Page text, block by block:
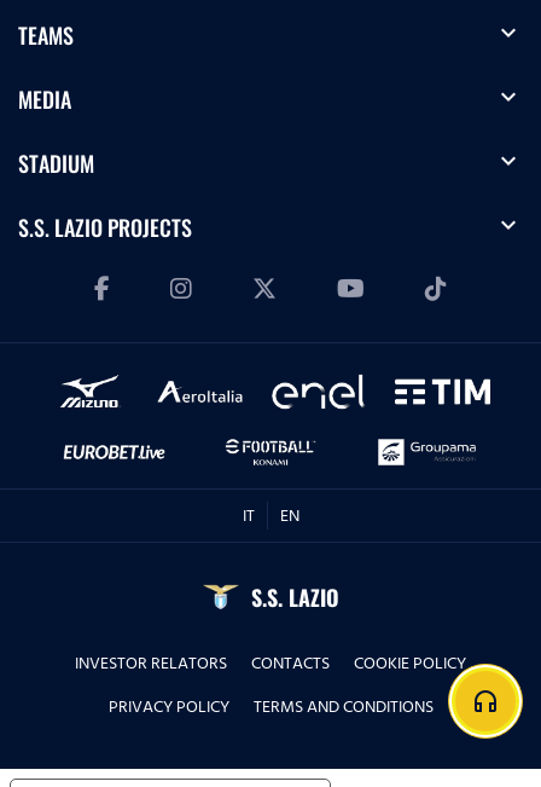
TEAMS expand_more
MEDIA expand_more
STADIUM expand_more
S.S. LAZIO PROJECTS expand_more
IT EN
S.S. LAZIO
INVESTOR RELATORS CONTACTS
COOKIE POLICY
PRIVACY POLICY
TERMS AND CONDITIONS headphones